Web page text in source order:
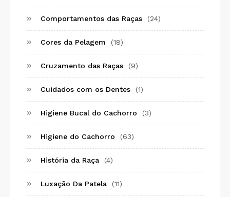
Comportamentos das Raças (24)
Cores da Pelagem (18)
Cruzamento das Raças (9)
Cuidados com os Dentes (1)
Higiene Bucal do Cachorro (3)
Higiene do Cachorro (63)
História da Raça (4)
Luxação Da Patela (11)